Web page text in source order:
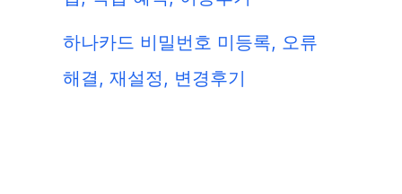
하나카드 비밀번호 미등록, 오류
해결, 재설정, 변경후기